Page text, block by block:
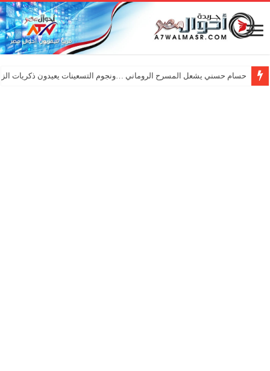
حسام حسني يشعل المسرح الروماني …ونجوم التسعينات يعيدون ذكريات